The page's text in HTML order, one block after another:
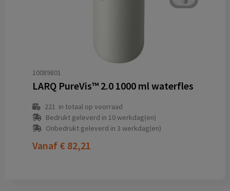
10089801
LARQ PureVis™ 2.0 1000 ml waterfles
221 in totaal op voorraad
Bedrukt geleverd in 10 werkdag(en)
Onbedrukt geleverd in 3 werkdag(en)
Vanaf € 82,21